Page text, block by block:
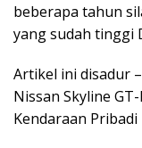
beberapa tahun
yang sudah tinggi
Artikel ini disadur
Nissan Skyline
Kendaraan